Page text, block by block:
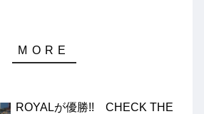
ROYALが優勝!! CHECK THE